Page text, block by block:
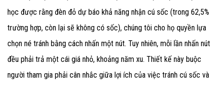
học được rằng đèn đỏ dự báo khả năng nhận cú sốc (trong 62,5%
trường hợp, còn lại sẽ không có sốc), chúng tôi cho họ quyền lựa
chọn né tránh bằng cách nhấn một nút. Tuy nhiên, mỗi lần nhấn nút
đều phải trả một cái giá nhỏ, khoảng năm xu. Thiết kế này buộc
người tham gia phải cân nhắc giữa lợi ích của việc tránh cú sốc và